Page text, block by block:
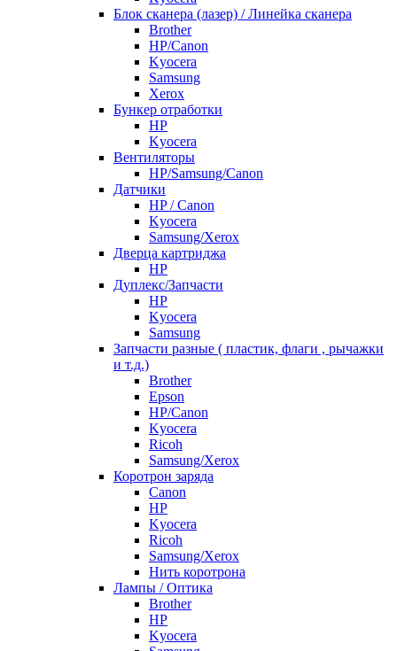
Блок сканера (лазер) / Линейка сканера
Brother
HP/Canon
Kyocera
Samsung
Xerox
Бункер отработки
HP
Kyocera
Вентиляторы
HP/Samsung/Canon
Датчики
HP / Canon
Kyocera
Samsung/Xerox
Дверца картриджа
HP
Дуплекс/Запчасти
HP
Kyocera
Samsung
Запчасти разные ( пластик, флаги , рычажки
и т.д.)
Brother
Epson
HP/Canon
Kyocera
Ricoh
Samsung/Xerox
Коротрон заряда
Canon
HP
Kyocera
Ricoh
Samsung/Xerox
Нить коротрона
Лампы / Оптика
Brother
HP
Kyocera